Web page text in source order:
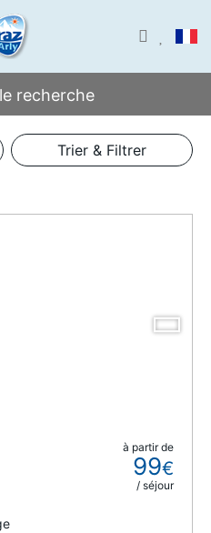
recherche
Trier & Filtrer
à partir de
99€
/ séjour